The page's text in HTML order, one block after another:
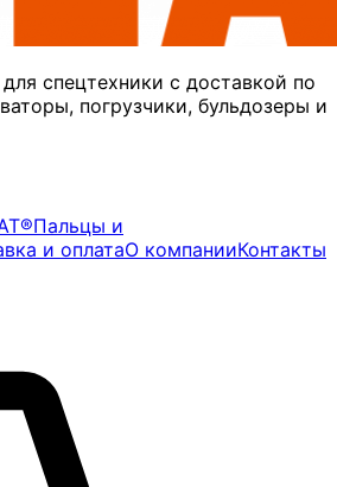
спецтехники с доставкой по
погрузчики, бульдозеры и
Пальцы и
и оплатаО компанииКонтакты